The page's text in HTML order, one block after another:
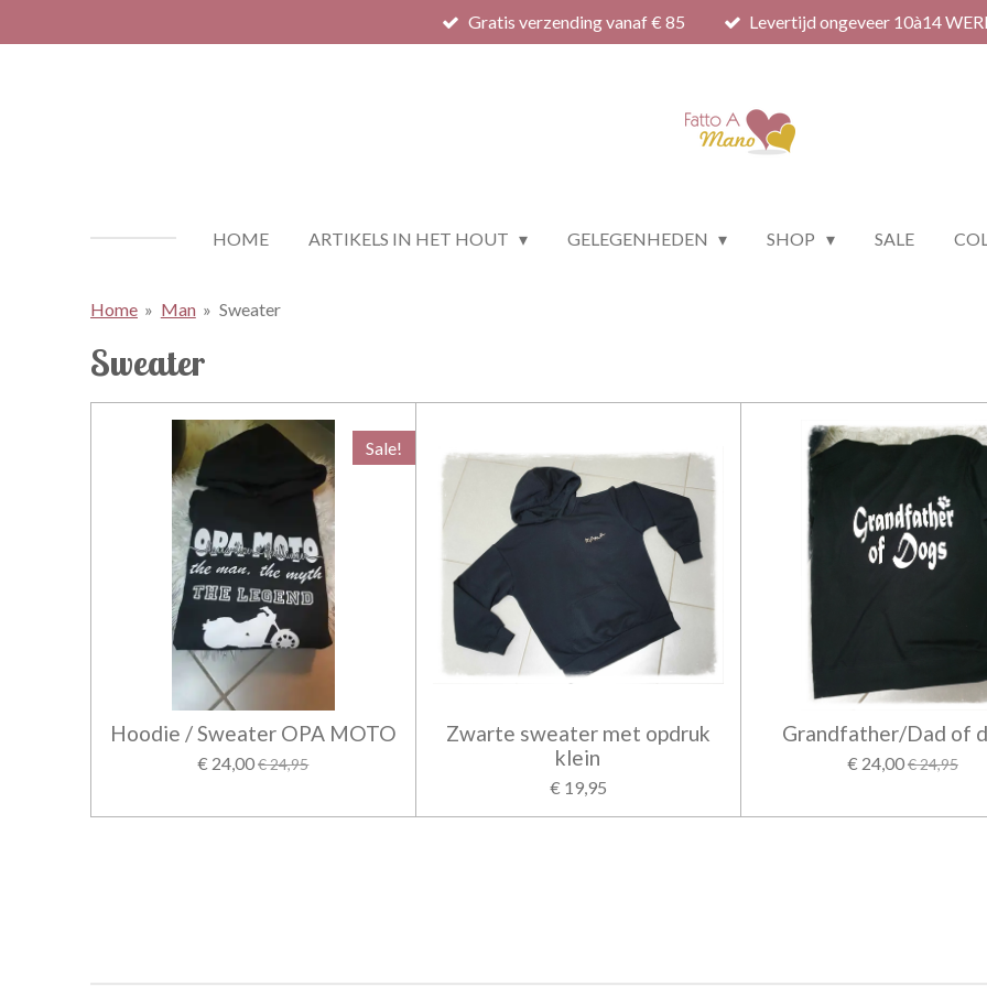
direct
Gratis verzending vanaf € 85 Levertijd ongeveer 10à14
HOME ARTIKELS IN HET HOUT GELEGENHEDEN SHOP SALE
Home » Man » Sweater
Sweater
Sale!
Hoodie / Sweater OPA MOTO
€ 24,00€ 24,95
Zwarte sweater met opdruk
klein
€ 19,95
Grandfather/Dad of
€ 24,00€ 24,95